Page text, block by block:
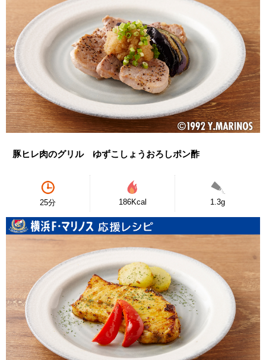
豚ヒレ肉のグリル ゆずこしょうおろしポン酢
25分 186Kcal 1.3g